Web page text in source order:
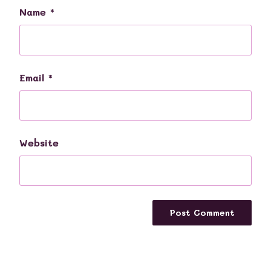
Name *
Email *
Website